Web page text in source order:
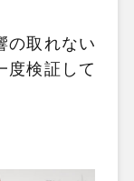
の取れない
度検証して